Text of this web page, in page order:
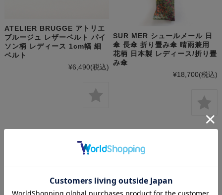
ATELIER BRUGGE アトリエ
ブルージュ レザーベルト パイ
ソン柄 レディース 1cm幅 細
ベルト
¥6,490(税込)
SUR MER シュールメール 日
傘 長傘 折り畳み傘 晴雨兼用
花柄 日本製 レディース/折り畳
み傘
¥18,700(税込)